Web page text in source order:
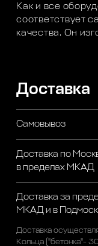
Как и все
соответствует
качества. Он
Доставка
Самовывоз
Доставка по
в пределах МКАД
Доставка за
МКАД и в
Доставка
Кольца ("бетонка"-